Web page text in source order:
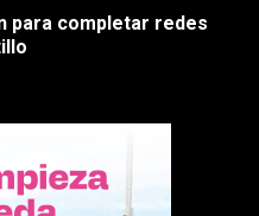
para completar redes